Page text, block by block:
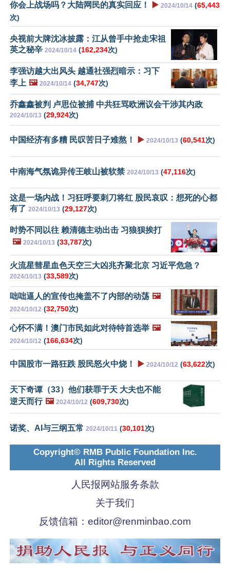
你会上战场吗？大陆网民的真实回应！ ▶️ 2024/10/14 (65,443
次)
央视前大牌沈冰披露：江从曾手中抢走宋祖
英之秘辛 2024/10/14 (162,234次)
李强访越大出风头 越通社强烈暗示：习下
李上 🖼️ 2024/10/14 (34,747次)
乔鑫鑫被判 卢思位被捕 中共狂骂欧洲议会干涉其内政
2024/10/13 (29,924次)
中国经济有多糟 民叹苦日子难熬！ ▶️ 2024/10/13 (60,541次)
中南海气氛诡异传王岐山被软禁 2024/10/13 (47,116次)
这是一场内战！习狂呼要刺刀将红 股民哀叹：想死的心都
有了 2024/10/13 (29,127次)
时势不同以往 赖清德主动出击 习狼狈挨打
🖼️ 2024/10/13 (33,787次)
火流星彗星血色天空三大凶兆齐聚北京 习近平危急？
2024/10/13 (33,589次)
咄咄逼人的宣传也掩盖不了内部的动荡 🖼️
2024/10/12 (32,750次)
心怀不满！澳门市民如此对待特首选举 🖼️
2024/10/12 (166,634次)
中国股市一路狂跌 股民怒火中烧！ ▶️ 2024/10/12 (63,622次)
天下奇谭（33）他们获罪于天 大夫也不能
逆天而行 🖼️ 2024/10/12 (609,730次)
诺奖、AI与三纲五常 2024/10/11 (30,101次)
Copyright© RMB Public Foundation Inc.
All Rights Reserved
人民报网站服务条款
关于我们
反馈信箱： editor@renminbao.com